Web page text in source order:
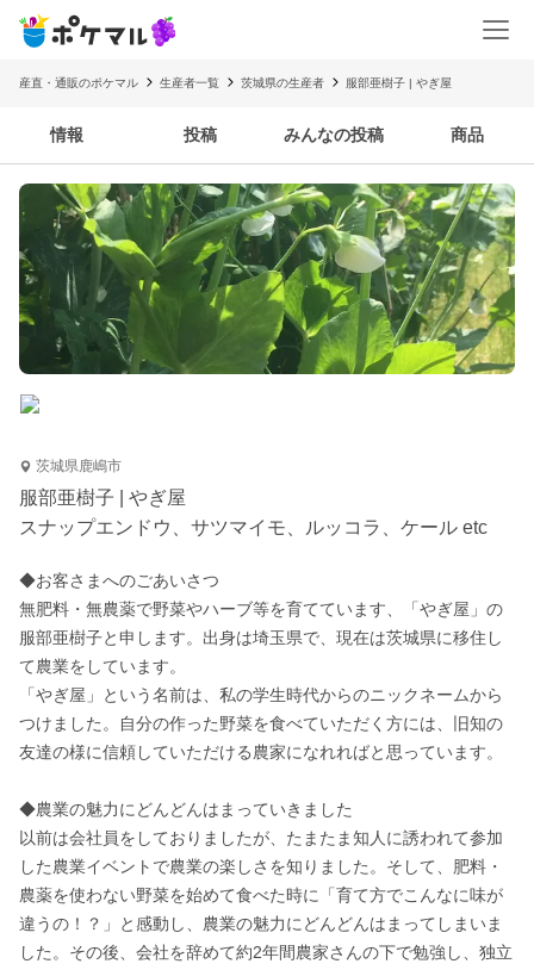
産直・通販のポケマル 生産者一覧 茨城県の生産者 服部亜樹子 | やぎ屋
情報 投稿 みんなの投稿 商品
茨城県鹿嶋市
服部亜樹子 | やぎ屋
スナップエンドウ、サツマイモ、ルッコラ、ケール etc
◆お客さまへのごあいさつ
無肥料・無農薬で野菜やハーブ等を育てています、「やぎ屋」の
服部亜樹子と申します。出身は埼玉県で、現在は茨城県に移住し
て農業をしています。
「やぎ屋」という名前は、私の学生時代からのニックネームから
つけました。自分の作った野菜を食べていただく方には、旧知の
友達の様に信頼していただける農家になれればと思っています。
◆農業の魅力にどんどんはまっていきました
以前は会社員をしておりましたが、たまたま知人に誘われて参加
した農業イベントで農業の楽しさを知りました。そして、肥料・
農薬を使わない野菜を始めて食べた時に「育て方でこんなに味が
違うの！？」と感動し、農業の魅力にどんどんはまってしまいま
した。その後、会社を辞めて約2年間農家さんの下で勉強し、独立